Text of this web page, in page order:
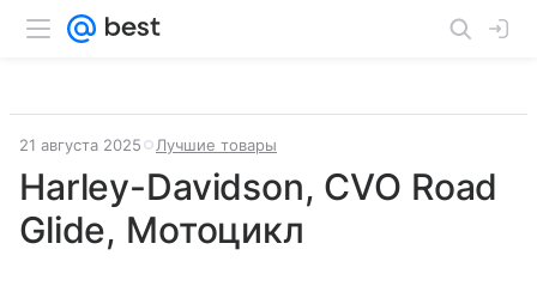
21 августа 2025 Лучшие товары
Harley-Davidson, CVO Road
Glide, Мотоцикл